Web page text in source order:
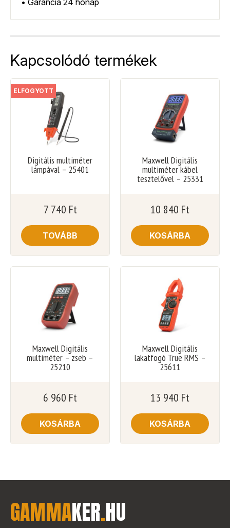
• Garancia 24 hónap
Kapcsolódó termékek
ELFOGYOTT
Digitális multiméter
lámpával – 25401
7 740 Ft
TOVÁBB
Maxwell Digitális
multiméter kábel
tesztelővel – 25331
10 840 Ft
KOSÁRBA
Maxwell Digitális
multiméter – zseb –
25210
6 960 Ft
KOSÁRBA
Maxwell Digitális
lakatfogó True RMS –
25611
13 940 Ft
KOSÁRBA
GAMMAKER.HU